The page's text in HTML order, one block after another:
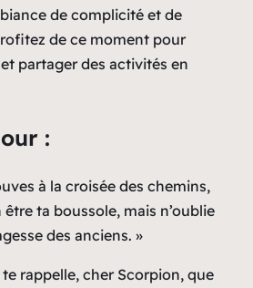
de complicité et de
de ce moment pour
partager des activités en
:
à la croisée des chemins,
ta boussole, mais n’oublie
des anciens. »
rappelle, cher Scorpion, que